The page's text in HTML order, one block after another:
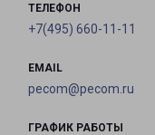
ТЕЛЕФОН
+7(495) 660-11-11
EMAIL
pecom@pecom.ru
ГРАФИК РАБОТЫ